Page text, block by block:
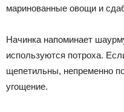
маринованные овощи и
Начинка напоминает
используются потроха.
щепетильны, непременно
угощение.